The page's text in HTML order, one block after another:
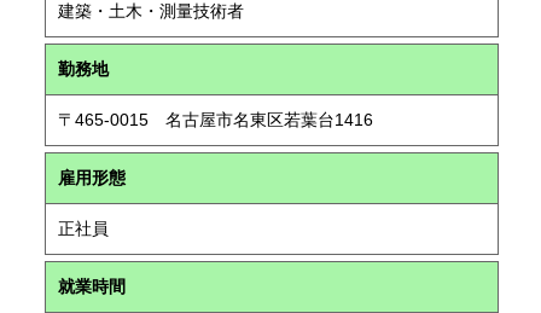
建築・土木・測量技術者
勤務地
〒465-0015 名古屋市名東区若葉台1416
雇用形態
正社員
就業時間